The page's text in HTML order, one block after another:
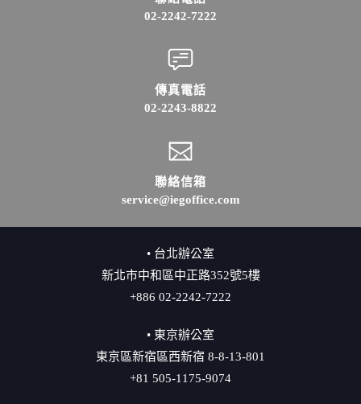
02-2242-7222
傳真電話
02-2243-8822
聯絡信箱
service@iegoffice.com
• 台北辦公室
新北市中和區中正路352號5樓
+886 02-2242-7222
• 東京辦公室
東京區新宿區西新宿 8-8-13-801
+81 505-1175-9074